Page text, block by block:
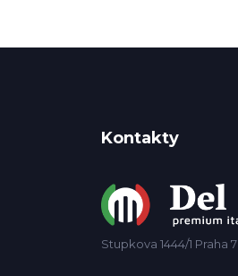
Kontakty
Stupkova 1444/1 Praha 7